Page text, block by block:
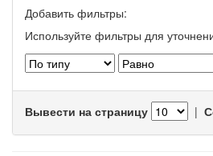
Добавить фильтры:
Используйте фильтры для
Вывести на страницу |